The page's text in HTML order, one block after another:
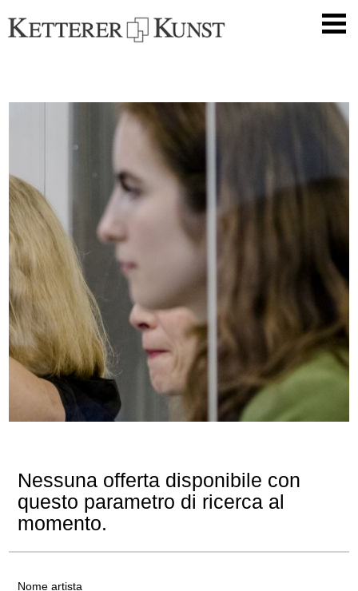
Nessuna offerta disponibile con
questo parametro di ricerca al
momento.
Nome artista